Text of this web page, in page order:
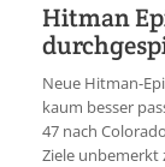
Hitman
Neue Hitman-
kaum besser
47 nach
Ziele unbemerkt